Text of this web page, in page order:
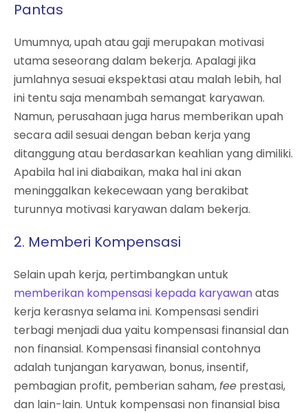
Pantas
Umumnya, upah atau gaji merupakan motivasi
utama seseorang dalam bekerja. Apalagi jika
jumlahnya sesuai ekspektasi atau malah lebih, hal
ini tentu saja menambah semangat karyawan.
Namun, perusahaan juga harus memberikan upah
secara adil sesuai dengan beban kerja yang
ditanggung atau berdasarkan keahlian yang dimiliki.
Apabila hal ini diabaikan, maka hal ini akan
meninggalkan kekecewaan yang berakibat
turunnya motivasi karyawan dalam bekerja.
2. Memberi Kompensasi
Selain upah kerja, pertimbangkan untuk
memberikan kompensasi kepada karyawanatas
kerja kerasnya selama ini. Kompensasi sendiri
terbagi menjadi dua yaitu kompensasi finansial dan
non finansial. Kompensasi finansial contohnya
adalah tunjangan karyawan, bonus, insentif,
pembagian profit, pemberian saham,fee prestasi,
dan lain-lain. Untuk kompensasi non finansial bisa